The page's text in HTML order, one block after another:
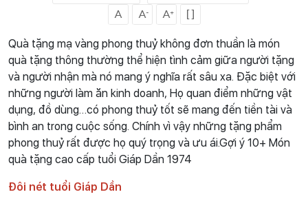
Quà tặng mạ vàng phong thuỷ không đơn thuần là món
quà tặng thông thường thể hiện tình cảm giữa người tặng
và người nhận mà nó mang ý nghĩa rất sâu xa. Đặc biệt với
những người làm ăn kinh doanh, Họ quan điểm những vật
dụng, đồ dùng…có phong thuỷ tốt sẽ mang đến tiền tài và
bình an trong cuộc sống. Chính vì vậy những tặng phẩm
phong thuỷ rất được họ quý trọng và ưu ái.Gợi ý 10+ Món
quà tặng cao cấp tuổi Giáp Dần 1974
Đôi nét tuổi Giáp Dần